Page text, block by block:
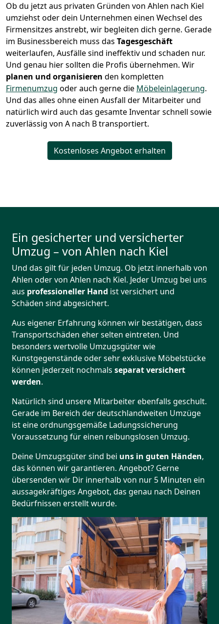
Ob du jetzt aus privaten Gründen von Ahlen nach Kiel
umziehst oder dein Unternehmen einen Wechsel des
Firmensitzes anstrebt, wir begleiten dich gerne. Gerade
im Businessbereich muss das Tagesgeschäft
weiterlaufen, Ausfälle sind ineffektiv und schaden nur.
Und genau hier sollten die Profis übernehmen. Wir
planen und organisieren den kompletten
Firmenumzug oder auch gerne die Möbeleinlagerung.
Und das alles ohne einen Ausfall der Mitarbeiter und
natürlich wird auch das gesamte Inventar schnell sowie
zuverlässig von A nach B transportiert.
Kostenloses Angebot erhalten
Ein gesicherter und versicherter
Umzug – von Ahlen nach Kiel
Und das gilt für jeden Umzug. Ob jetzt innerhalb von
Ahlen oder von Ahlen nach Kiel. Jeder Umzug bei uns
aus professioneller Hand ist versichert und
Schäden sind abgesichert.
Aus eigener Erfahrung können wir bestätigen, dass
Transportschäden eher selten eintreten. Und
besonders wertvolle Umzugsgüter wie
Kunstgegenstände oder sehr exklusive Möbelstücke
können jederzeit nochmals separat versichert
werden.
Natürlich sind unsere Mitarbeiter ebenfalls geschult.
Gerade im Bereich der deutschlandweiten Umzüge
ist eine ordnungsgemäße Ladungssicherung
Voraussetzung für einen reibungslosen Umzug.
Deine Umzugsgüter sind bei uns in guten Händen,
das können wir garantieren. Angebot? Gerne
übersenden wir Dir innerhalb von nur 5 Minuten ein
aussagekräftiges Angebot, das genau nach Deinen
Bedürfnissen erstellt wurde.